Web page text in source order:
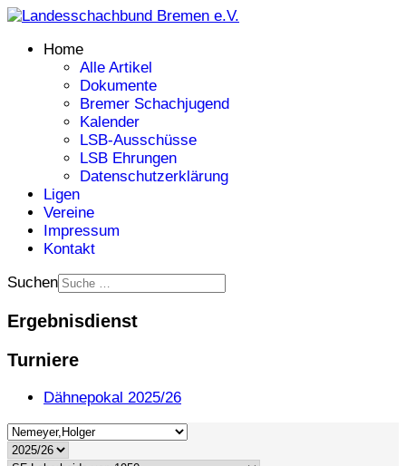
Home
Alle Artikel
Dokumente
Bremer Schachjugend
Kalender
LSB-Ausschüsse
LSB Ehrungen
Datenschutzerklärung
Ligen
Vereine
Impressum
Kontakt
Suchen
Ergebnisdienst
Turniere
Dähnepokal 2025/26